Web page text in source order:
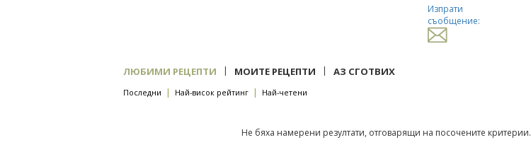
Изпрати
съобщение:
ЛЮБИМИ РЕЦЕПТИ | МОИТЕ РЕЦЕПТИ | АЗ СГОТВИХ
Последни | Най-висок рейтинг | Най-четени
Не бяха намерени резултати, отговарящи на посочените критерии.